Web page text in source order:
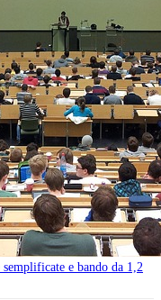
e bando da 1,2